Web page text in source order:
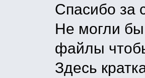
Спасибо за
Не могли
файлы
Здесь